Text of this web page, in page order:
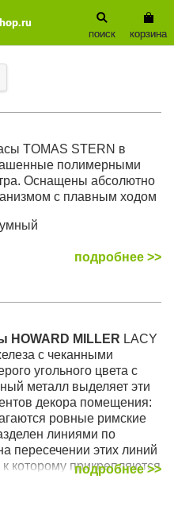
корзина
поиск
TOMAS STERN в
полимерными
Оснащены абсолютно
с плавным ходом
подробнее >>
HOWARD MILLER LACY
c чеканными
угольного цвета с
металл выделяет эти
декора помещения:
ровные римские
линиями по
пересечении этих линий
которому прикрепляются
располагаются
подробнее >>